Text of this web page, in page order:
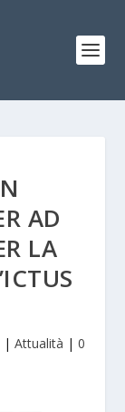
AD
LA
| Attualità | 0